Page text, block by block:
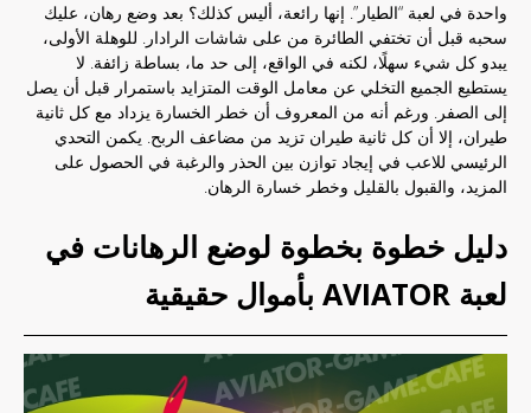
واحدة في لعبة “الطيار”. إنها رائعة، أليس كذلك؟ بعد وضع رهان، عليك
سحبه قبل أن تختفي الطائرة من على شاشات الرادار. للوهلة الأولى،
يبدو كل شيء سهلًا، لكنه في الواقع، إلى حد ما، بساطة زائفة. لا
يستطيع الجميع التخلي عن معامل الوقت المتزايد باستمرار قبل أن يصل
إلى الصفر. ورغم أنه من المعروف أن خطر الخسارة يزداد مع كل ثانية
طيران، إلا أن كل ثانية طيران تزيد من مضاعف الربح. يكمن التحدي
الرئيسي للاعب في إيجاد توازن بين الحذر والرغبة في الحصول على
المزيد، والقبول بالقليل وخطر خسارة الرهان.
دليل خطوة بخطوة لوضع الرهانات في
لعبة AVIATOR بأموال حقيقية